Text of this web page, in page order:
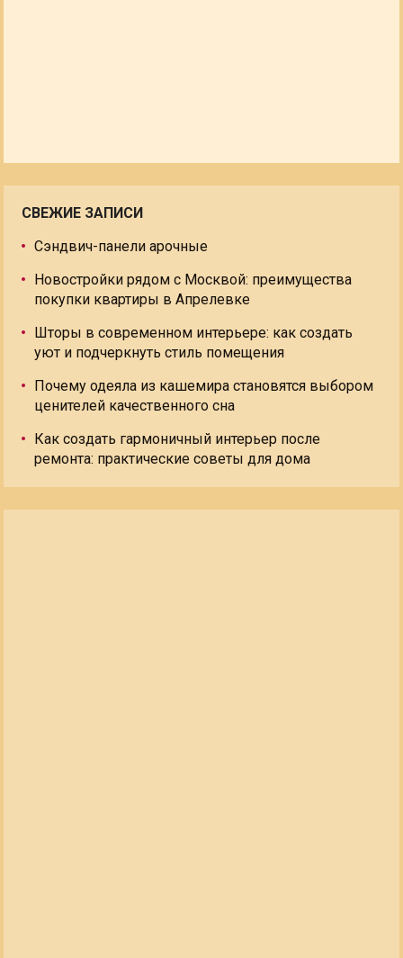
СВЕЖИЕ ЗАПИСИ
Сэндвич-панели арочные
Новостройки рядом с Москвой: преимущества
покупки квартиры в Апрелевке
Шторы в современном интерьере: как создать
уют и подчеркнуть стиль помещения
Почему одеяла из кашемира становятся выбором
ценителей качественного сна
Как создать гармоничный интерьер после
ремонта: практические советы для дома